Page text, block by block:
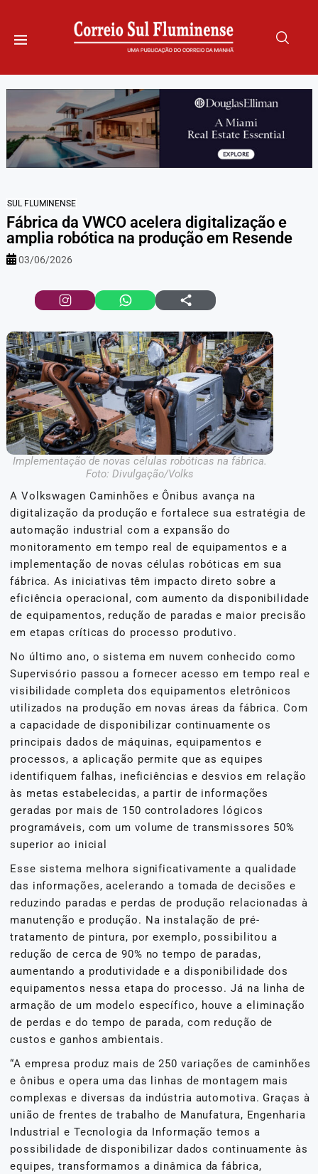
SUL FLUMINENSE
Fábrica da VWCO acelera digitalização e
amplia robótica na produção em Resende
03/06/2026
Implementação de novas células robóticas na fábrica.
Foto: Divulgação/Volks
A Volkswagen Caminhões e Ônibus avança na
digitalização da produção e fortalece sua estratégia de
automação industrial com a expansão do
monitoramento em tempo real de equipamentos e a
implementação de novas células robóticas em sua
fábrica. As iniciativas têm impacto direto sobre a
eficiência operacional, com aumento da disponibilidade
de equipamentos, redução de paradas e maior precisão
em etapas críticas do processo produtivo.
No último ano, o sistema em nuvem conhecido como
Supervisório passou a fornecer acesso em tempo real e
visibilidade completa dos equipamentos eletrônicos
utilizados na produção em novas áreas da fábrica. Com
a capacidade de disponibilizar continuamente os
principais dados de máquinas, equipamentos e
processos, a aplicação permite que as equipes
identifiquem falhas, ineficiências e desvios em relação
às metas estabelecidas, a partir de informações
geradas por mais de 150 controladores lógicos
programáveis, com um volume de transmissores 50%
superior ao inicial
Esse sistema melhora significativamente a qualidade
das informações, acelerando a tomada de decisões e
reduzindo paradas e perdas de produção relacionadas à
manutenção e produção. Na instalação de pré-
tratamento de pintura, por exemplo, possibilitou a
redução de cerca de 90% no tempo de paradas,
aumentando a produtividade e a disponibilidade dos
equipamentos nessa etapa do processo. Já na linha de
armação de um modelo específico, houve a eliminação
de perdas e do tempo de parada, com redução de
custos e ganhos ambientais.
“A empresa produz mais de 250 variações de caminhões
e ônibus e opera uma das linhas de montagem mais
complexas e diversas da indústria automotiva. Graças à
união de frentes de trabalho de Manufatura, Engenharia
Industrial e Tecnologia da Informação temos a
possibilidade de disponibilizar dados continuamente às
equipes, transformamos a dinâmica da fábrica,